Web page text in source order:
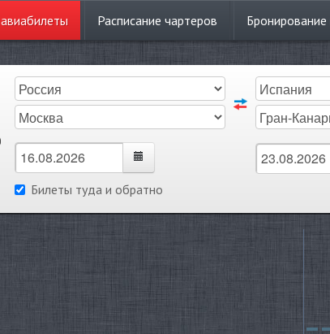
авиабилеты Расписание чартеров Бронирование
Билеты туда и обратно